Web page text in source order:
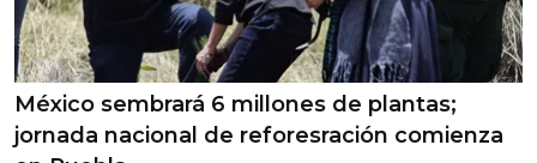
México sembrará 6 millones de plantas;
jornada nacional de reforesración comienza